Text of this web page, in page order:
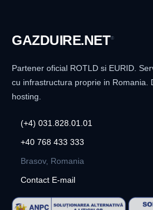
GAZDUIRE.NET®
Partener oficial ROTLD si EURID.
cu infrastructura proprie in Romania.
hosting.
(+4) 031.828.01.01
+40 768 433 333
Brasov, Romania
Contact E-mail